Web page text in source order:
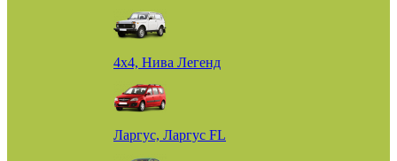
4х4, Нива Легенд
Ларгус, Ларгус FL